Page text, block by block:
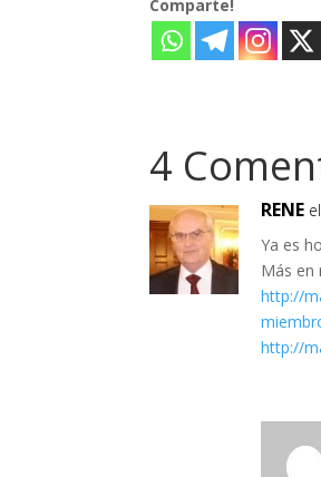
Comparte!
4
RENE
Ya es
Más en
http://
http://